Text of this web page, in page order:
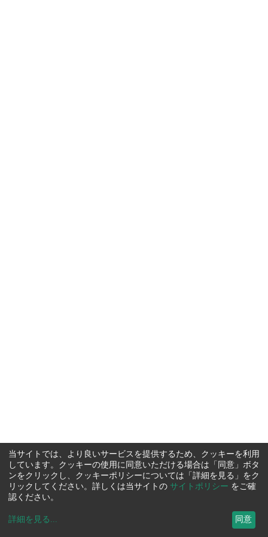
当サイトでは、より良いサービスを提供するため、クッキーを利用
しています。クッキーの使用に同意いただける場合は「同意」ボタ
ンをクリックし、クッキーポリシーについては「詳細を見る」をク
リックしてください。詳しくは当サイトの サイトポリシー をご確
認ください。
詳細を見る ... 同意